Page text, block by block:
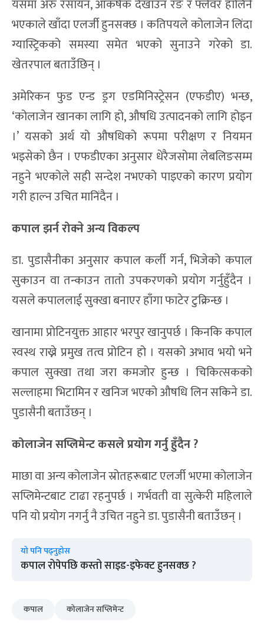
यसमा अरु रसायन, आकर्षक देखाउन रङ र फ्लेवर हालिने
भएकाले खाँदा एलर्जी हुनसक्छ । कतिपयले कोलाजेन लिंदा
ग्यास्ट्रिकको समस्या समेत भएको सुनाउने गरेको डा.
खेतरपाल बताउँछिन् ।
अमेरिकन फुड एन्ड ड्रग एडमिनिस्ट्रेसन (एफडीए) भन्छ,
‘कोलाजेन खानका लागि हो, औषधि उत्पादनको लागि होइन
।’ यसको अर्थ यो औषधिको रूपमा परीक्षण र नियमन
भइसेको छैन । एफडीएका अनुसार धेरैजसोमा लेबलिङसम्म
नहुने भएकोले सही सन्देश नभएको पाइएको कारण प्रयोग
गरी हाल्न उचित मानिंदैन ।
कपाल झर्न रोक्ने अन्य विकल्प
डा. पुडासैनीका अनुसार कपाल कर्ली गर्न, भिजेको कपाल
सुकाउन वा तन्काउन तातो उपकरणको प्रयोग गर्नुहुँदैन ।
यसले कपाललाई सुक्खा बनाएर हाँगा फाटेर टुक्रिन्छ ।
खानामा प्रोटिनयुक्त आहार भरपुर खानुपर्छ । किनकि कपाल
स्वस्थ राख्ने प्रमुख तत्व प्रोटिन हो । यसको अभाव भयो भने
कपाल सुक्खा तथा जरा कमजोर हुन्छ । चिकित्सकको
सल्लाहमा भिटामिन र खनिज भएको औषधि लिन सकिने डा.
पुडासैनी बताउँछन् ।
कोलाजेन सप्लिमेन्ट कसले प्रयोग गर्नु हुँदैन?
माछा वा अन्य कोलाजेन स्रोतहरूबाट एलर्जी भएमा कोलाजेन
सप्लिमेन्टबाट टाढा रहनुपर्छ । गर्भवती वा सुत्केरी महिलाले
पनि यो प्रयोग नगर्नु नै उचित नहुने डा. पुडासैनी बताउँछन् ।
यो पनि पढ्नुहोस
कपाल रोपेपछि कस्तो साइड-इफेक्ट हुनसक्छ ?
कपाल कोलाजेन सप्लिमेन्ट